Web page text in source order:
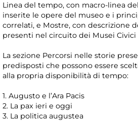
Linea del tempo, con macro-linea
inserite le opere del museo e i
correlati, e Mostre, con descrizione
presenti nel circuito dei Musei Civici
La sezione Percorsi nelle storie
predisposti che possono essere
alla propria disponibilità di tempo:
1. Augusto e l’Ara Pacis
2. La pax ieri e oggi
3. La politica augustea